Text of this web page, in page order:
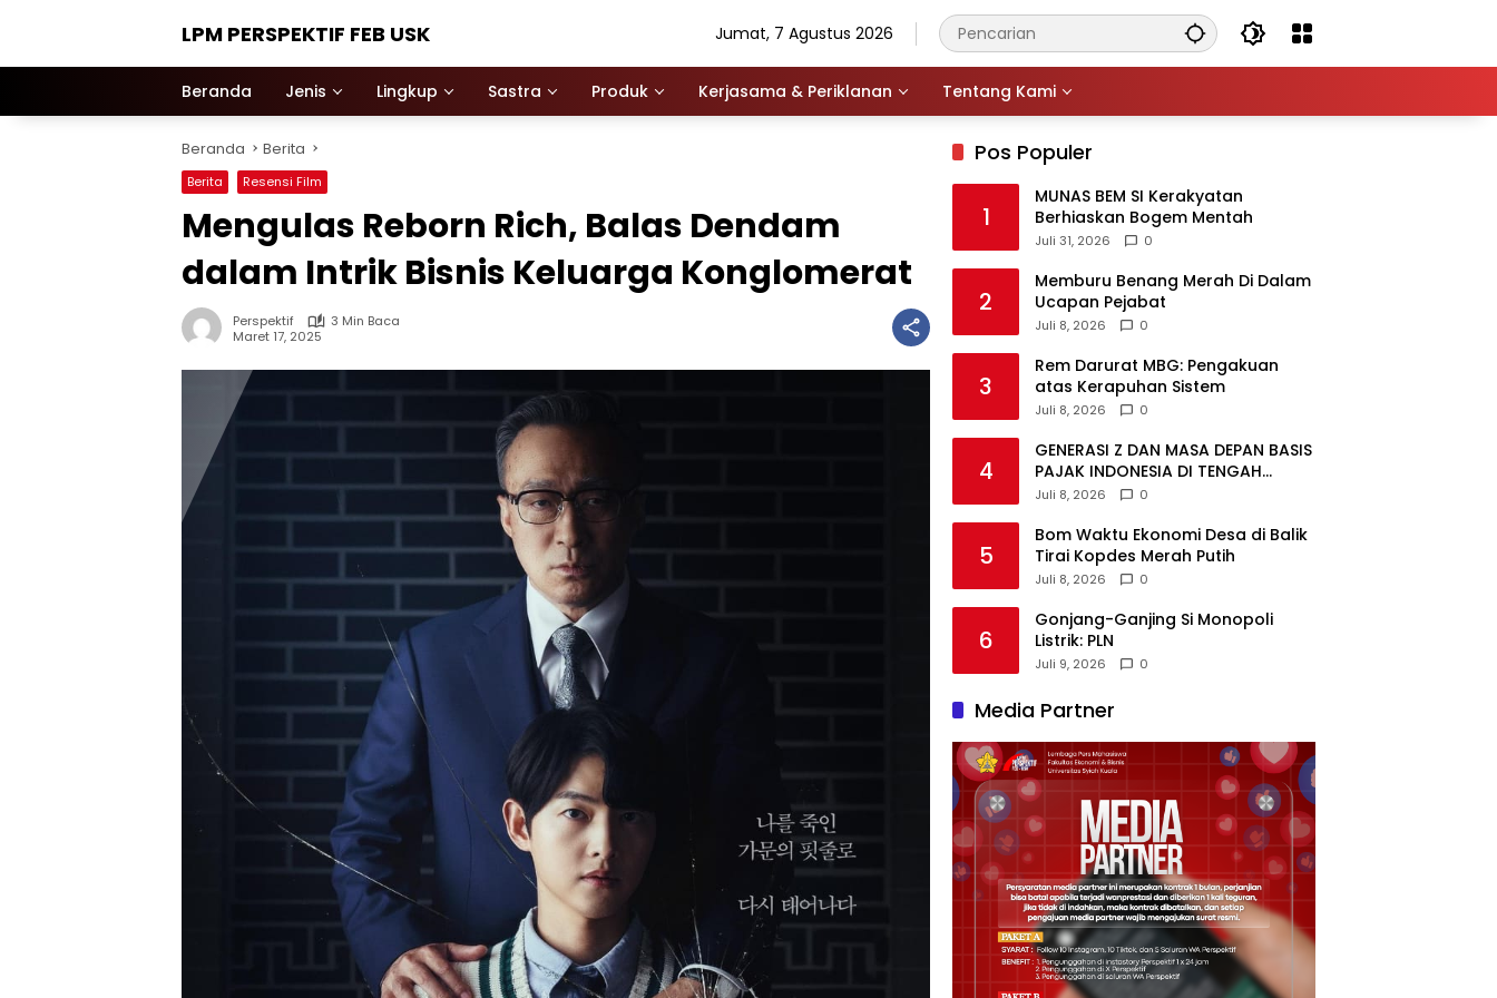
LPM PERSPEKTIF FEB USK Jumat, 7 Agustus 2026
Beranda Jenis Lingkup Sastra Produk Kerjasama & Periklanan Tentang Kami
Beranda Berita
Berita Resensi Film
Mengulas Reborn Rich, Balas Dendam
dalam Intrik Bisnis Keluarga Konglomerat
Perspektif
3 Min Baca
Maret 17, 2025
Pos Populer
1
MUNAS BEM SI Kerakyatan
Berhiaskan Bogem Mentah
Juli 31, 2026 0
2
Memburu Benang Merah Di Dalam
Ucapan Pejabat
Juli 8, 2026 0
3
Rem Darurat MBG: Pengakuan
atas Kerapuhan Sistem
Juli 8, 2026 0
4
GENERASI Z DAN MASA DEPAN BASIS
PAJAK INDONESIA DI TENGAH
DISRUPSI GLOBAL
Juli 8, 2026 0
5
Bom Waktu Ekonomi Desa di Balik
Tirai Kopdes Merah Putih
Juli 8, 2026 0
6
Gonjang-Ganjing Si Monopoli
Listrik: PLN
Juli 9, 2026 0
Media Partner